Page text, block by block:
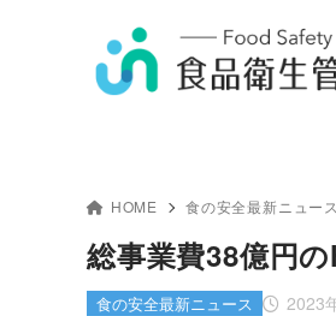
HOME 食の安全最新ニュース
総事業費38億円
2023
食の安全最新ニュース